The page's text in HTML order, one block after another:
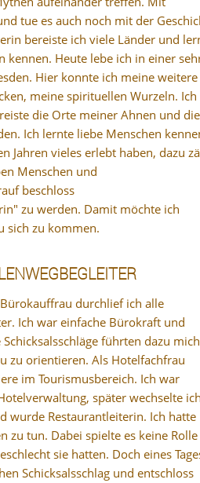
tue es auch noch mit der
bereiste ich viele Länder und
kennen. Heute lebe ich in einer
Hier konnte ich meine weitere
meine spirituellen Wurzeln. Ich
die Orte meiner Ahnen und
Ich lernte liebe Menschen
Jahren vieles erlebt haben, dazu
Menschen und
beschloss
zu werden. Damit möchte ich
sich zu kommen.
durchlief ich alle
Ich war einfache Bürokraft und
führten dazu mich
zu orientieren. Als Hotelfachfrau
im Tourismusbereich. Ich war
später wechselte
wurde Restaurantleiterin. Ich hatte
zu tun. Dabei spielte es keine Rolle
sie hatten. Doch eines
Schicksalsschlag und entschloss